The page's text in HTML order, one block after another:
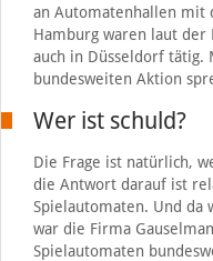
an Automatenhallen mit
Hamburg waren laut
auch in Düsseldorf tätig.
bundesweiten Aktion
Wer ist schuld?
Die Frage ist natürlich,
die Antwort darauf ist
Spielautomaten. Und da
war die Firma
Spielautomaten